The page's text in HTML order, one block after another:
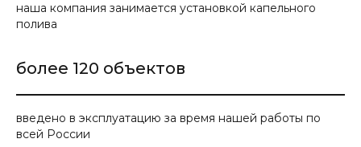
наша компания занимается установкой капельного
полива
более 120 объектов
введено в эксплуатацию за время нашей работы по
всей России